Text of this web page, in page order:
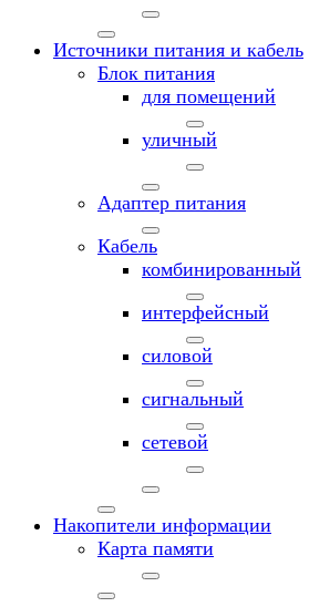
Источники питания и кабель
Блок питания
для помещений
уличный
Адаптер питания
Кабель
комбинированный
интерфейсный
силовой
сигнальный
сетевой
Накопители информации
Карта памяти